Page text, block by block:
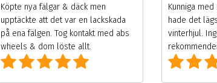
Köpte nya fälgar & däck men
upptäckte att det var en lackskada
på ena fälgen. Tog kontakt med abs
wheels & dom löste allt.
Kunniga
hade det
vinterhjul.